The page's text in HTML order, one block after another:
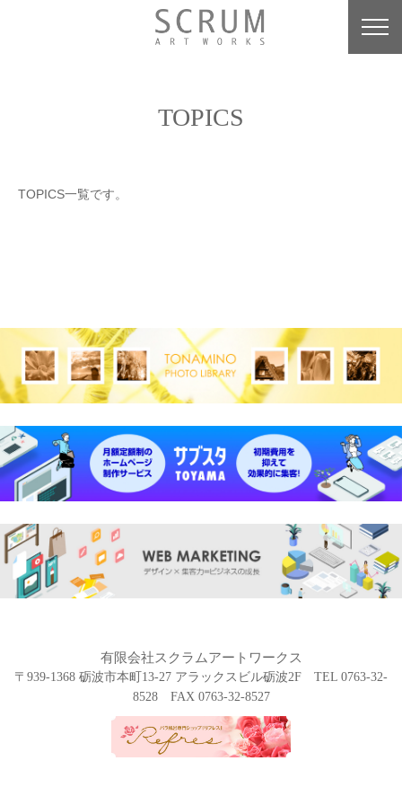
TOPICS
TOPICS一覧です。
有限会社スクラムアートワークス
〒939-1368 砺波市本町13-27 アラックスビル砺波2F TEL 0763-32-
8528 FAX 0763-32-8527